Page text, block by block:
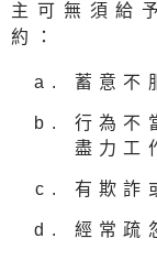
主可無須給
約：
蓄意不
行為不
盡力工
有欺詐
經常疏